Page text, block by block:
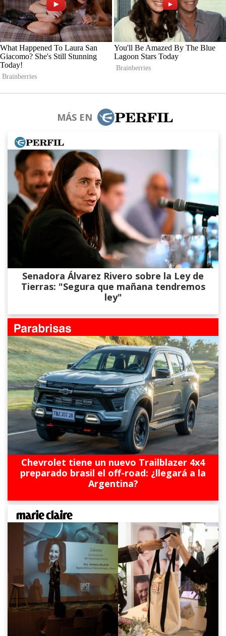
MÁS EN
Senadora Álvarez​ Rivero sobre la Ley de
Tierras: "Segura que mañana tendremos
ley"
Chevrolet tiene un nuevo Trailblazer 4x4
preparado brasil el off-road: ¿llegará a la
Argentina?